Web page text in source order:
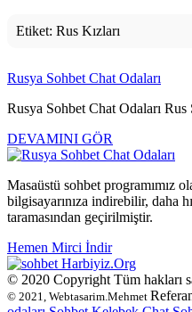
Etiket: Rus Kızları
Rusya Sohbet Chat Odaları
Rusya Sohbet Chat Odaları
DEVAMINI GÖR
Masaüstü sohbet programımız
bilgisayarınıza indirebilir, daha
taramasından geçirilmiştir.
Hemen Mirci İndir
Harbiyiz.Org
© 2020 Copyright Tüm hakları
© 2021, Webtasarim.Mehmet